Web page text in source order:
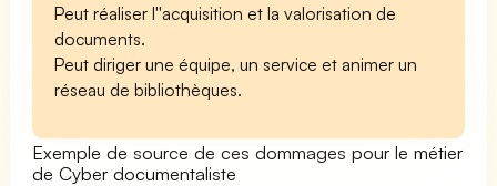
Peut réaliser l''acquisition et la valorisation de
documents.
Peut diriger une équipe, un service et animer un
réseau de bibliothèques.
Exemple de source de ces dommages pour le métier
de Cyber documentaliste